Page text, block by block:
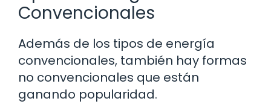
Convencionales
Además de los tipos de energía
convencionales, también hay formas
no convencionales que están
ganando popularidad.